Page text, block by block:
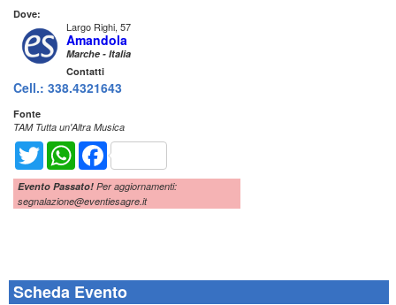
Dove:
Largo Righi, 57
Amandola
Marche - Italia
Contatti
Cell.: 338.4321643
Fonte
TAM Tutta un'Altra Musica
Twitter WhatsAppFacebook
Evento Passato! Per aggiornamenti:
segnalazione@eventiesagre.it
Scheda Evento